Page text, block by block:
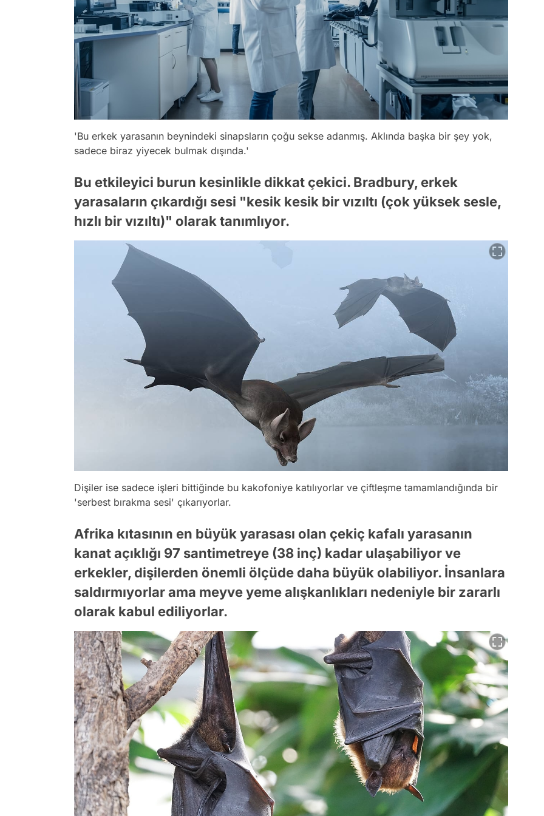
'Bu erkek yarasanın beynindeki sinapsların çoğu sekse adanmış. Aklında başka bir şey yok,
sadece biraz yiyecek bulmak dışında.'
Bu etkileyici burun kesinlikle dikkat çekici. Bradbury, erkek
yarasaların çıkardığı sesi "kesik kesik bir vızıltı (çok yüksek sesle,
hızlı bir vızıltı)" olarak tanımlıyor.
Dişiler ise sadece işleri bittiğinde bu kakofoniye katılıyorlar ve çiftleşme tamamlandığında bir
'serbest bırakma sesi' çıkarıyorlar.
Afrika kıtasının en büyük yarasası olan çekiç kafalı yarasanın
kanat açıklığı 97 santimetreye (38 inç) kadar ulaşabiliyor ve
erkekler, dişilerden önemli ölçüde daha büyük olabiliyor. İnsanlara
saldırmıyorlar ama meyve yeme alışkanlıkları nedeniyle bir zararlı
olarak kabul ediliyorlar.